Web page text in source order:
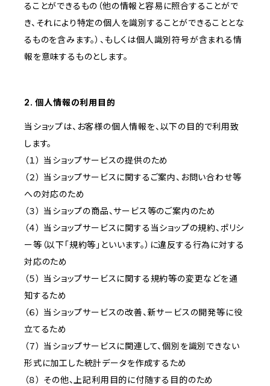
ることができるもの（他の情報と容易に照合することがで
き、それにより特定の個人を識別することができることとな
るものを含みます。）、もしくは個人識別符号が含まれる情
報を意味するものとします。
2. 個人情報の利用目的
当ショップは、お客様の個人情報を、以下の目的で利用致
します。
（１） 当ショップサービスの提供のため
（２） 当ショップサービスに関するご案内、お問い合わせ等
への対応のため
（３） 当ショップの商品、サービス等のご案内のため
（４） 当ショップサービスに関する当ショップの規約、ポリシ
ー等（以下「規約等」といいます。）に違反する行為に対する
対応のため
（５） 当ショップサービスに関する規約等の変更などを通
知するため
（６） 当ショップサービスの改善、新サービスの開発等に役
立てるため
（７） 当ショップサービスに関連して、個別を識別できない
形式に加工した統計データを作成するため
（８） その他、上記利用目的に付随する目的のため